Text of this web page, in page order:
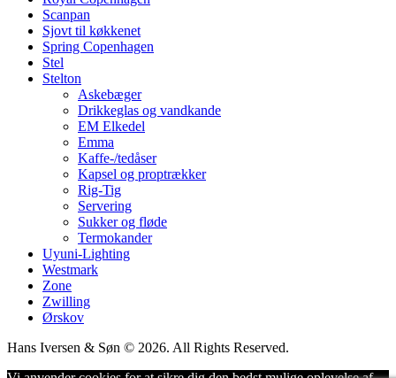
Scanpan
Sjovt til køkkenet
Spring Copenhagen
Stel
Stelton
Askebæger
Drikkeglas og vandkande
EM Elkedel
Emma
Kaffe-/tedåser
Kapsel og proptrækker
Rig-Tig
Servering
Sukker og fløde
Termokander
Uyuni-Lighting
Westmark
Zone
Zwilling
Ørskov
Hans Iversen & Søn © 2026. All Rights Reserved.